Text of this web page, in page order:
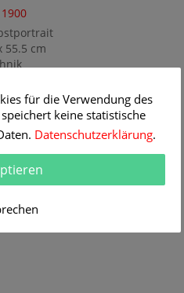
55.5 cm
Nr für die Verwendung des
keine statistische
Datenschutzerklärung.